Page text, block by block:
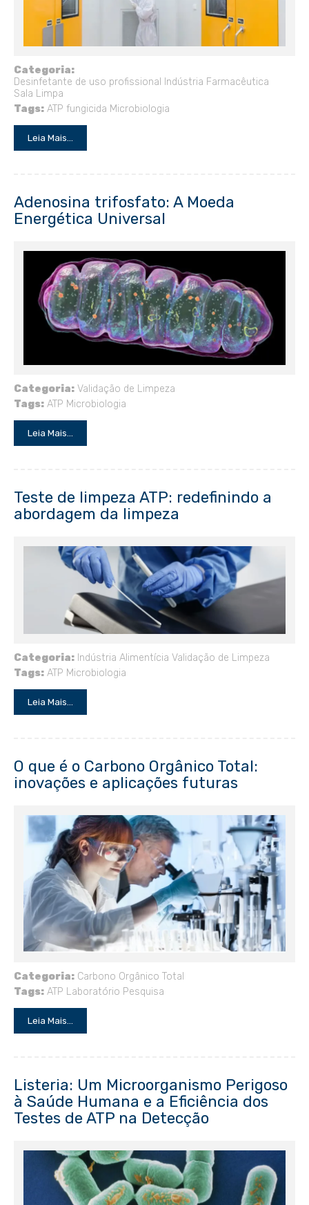
Categoria:
Desinfetante de uso profissional
Indústria Farmacêutica
Sala Limpa
Tags: ATP fungicida Microbiologia
Leia Mais...
Adenosina trifosfato: A Moeda
Energética Universal
Categoria: Validação de Limpeza
Tags: ATP Microbiologia
Leia Mais...
Teste de limpeza ATP: redefinindo a
abordagem da limpeza
Categoria: Indústria Alimentícia Validação de Limpeza
Tags: ATP Microbiologia
Leia Mais...
O que é o Carbono Orgânico Total:
inovações e aplicações futuras
Categoria: Carbono Orgânico Total
Tags: ATP Laboratório Pesquisa
Leia Mais...
Listeria: Um Microorganismo Perigoso
à Saúde Humana e a Eficiência dos
Testes de ATP na Detecção